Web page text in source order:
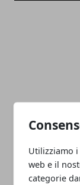
Utilizziamo
web e il
categorie
Perché è
02/10/2025